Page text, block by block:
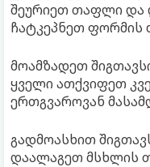
შეურიეთ თაფლი
ჩატკეპნეთ ფორმის
მოამზადეთ
ყველი ათქვიფეთ
ერთგვაროვან
გადმოასხით
დაალაგეთ მსხლის